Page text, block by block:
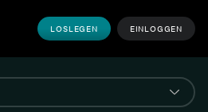
LOSLEGEN EINLOGGEN